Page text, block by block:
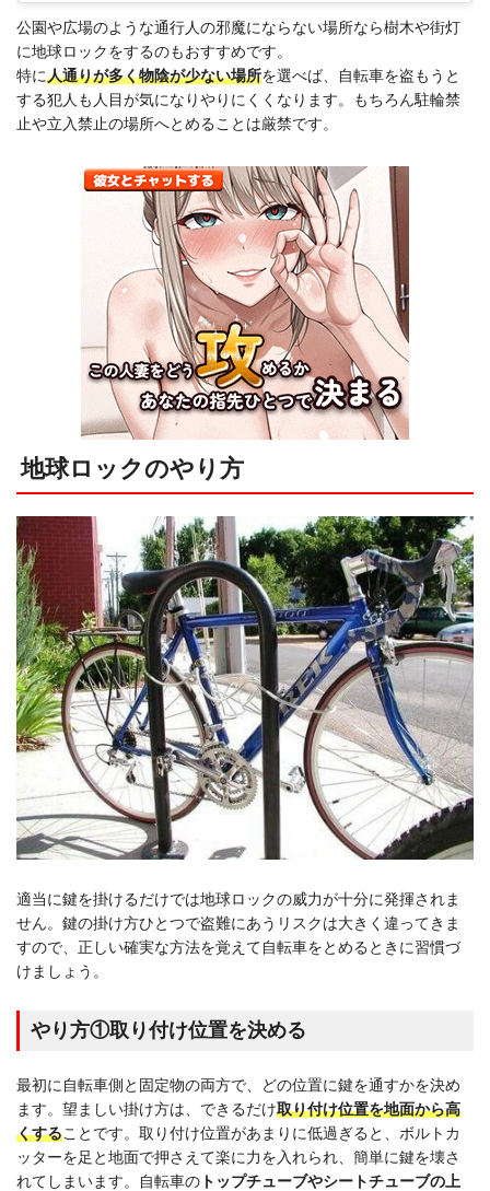
公園や広場のような通行人の邪魔にならない場所なら樹木や街灯
に地球ロックをするのもおすすめです。
特に人通りが多く物陰が少ない場所を選べば、自転車を盗もうと
する犯人も人目が気になりやりにくくなります。もちろん駐輪禁
止や立入禁止の場所へとめることは厳禁です。
地球ロックのやり方
適当に鍵を掛けるだけでは地球ロックの威力が十分に発揮されま
せん。鍵の掛け方ひとつで盗難にあうリスクは大きく違ってきま
すので、正しい確実な方法を覚えて自転車をとめるときに習慣づ
けましょう。
やり方①取り付け位置を決める
最初に自転車側と固定物の両方で、どの位置に鍵を通すかを決め
ます。望ましい掛け方は、できるだけ取り付け位置を地面から高
くすることです。取り付け位置があまりに低過ぎると、ボルトカ
ッターを足と地面で押さえて楽に力を入れられ、簡単に鍵を壊さ
れてしまいます。自転車の トップチューブやシートチューブの上